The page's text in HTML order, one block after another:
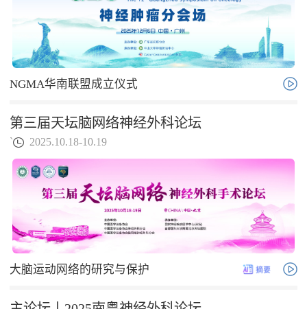
NGMA华南联盟成立仪式
第三届天坛脑网络神经外科论坛
` 2025.10.18-10.19
大脑运动网络的研究与保护